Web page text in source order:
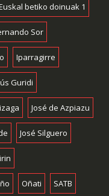
betiko doinuak 1
Sor
Iparragirre
Guridi
José de Azpiazu
José Silguero
Oñati SATB